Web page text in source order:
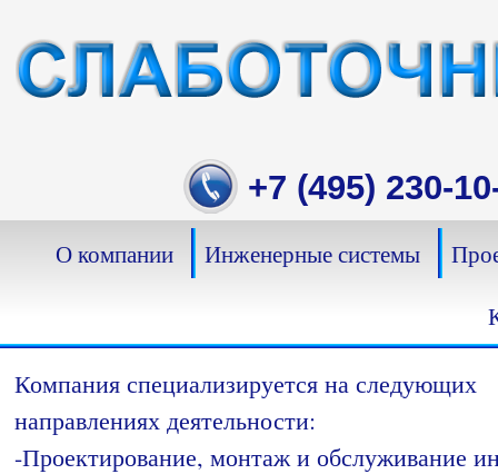
content
+7 (495) 230-
О компании Инженерные системы
Компания специализируется на следующих
направлениях деятельности:
-Проектирование, монтаж и обслуживание